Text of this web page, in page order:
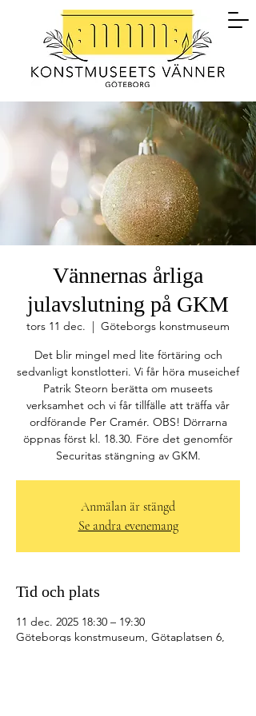
Vännernas årliga
julavslutning på GKM
tors 11 dec.
  |
Göteborgs konstmuseum
Det blir mingel med lite förtäring och
sedvanligt konstlotteri. Vi får höra museichef
Patrik Steorn berätta om museets
verksamhet och vi får tillfälle att träffa vår
ordförande Per Cramér. OBS! Dörrarna
öppnas först kl. 18.30. Före det genomför
Anmälan är stängd
Se andra evenemang
Tid och plats
11 dec. 2025 18:30 – 19:30
Göteborgs konstmuseum, Götaplatsen 6,